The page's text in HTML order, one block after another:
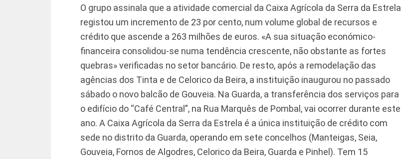
O grupo assinala que a atividade comercial da Caixa Agrícola da Serra da Estrela
registou um incremento de 23 por cento, num volume global de recursos e
crédito que ascende a 263 milhões de euros. «A sua situação económico-
financeira consolidou-se numa tendência crescente, não obstante as fortes
quebras» verificadas no setor bancário. De resto, após a remodelação das
agências dos Tinta e de Celorico da Beira, a instituição inaugurou no passado
sábado o novo balcão de Gouveia. Na Guarda, a transferência dos serviços para
o edifício do “Café Central”, na Rua Marquês de Pombal, vai ocorrer durante este
ano. A Caixa Agrícola da Serra da Estrela é a única instituição de crédito com
sede no distrito da Guarda, operando em sete concelhos (Manteigas, Seia,
Gouveia, Fornos de Algodres, Celorico da Beira, Guarda e Pinhel). Tem 15